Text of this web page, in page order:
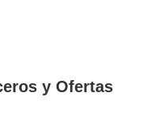
y Ofertas